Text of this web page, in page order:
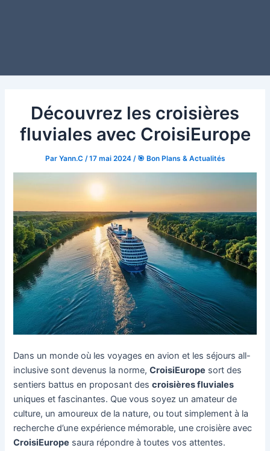
Découvrez les croisières
fluviales avec CroisiEurope
Par Yann.C /17 mai 2024 / 🎯 Bon Plans & Actualités
Dans un monde où les voyages en avion et les séjours all-
inclusive sont devenus la norme,CroisiEurope sort des
sentiers battus en proposant descroisières fluviales
uniques et fascinantes. Que vous soyez un amateur de
culture, un amoureux de la nature, ou tout simplement à la
recherche d’une expérience mémorable, une croisière avec
CroisiEurope saura répondre à toutes vos attentes.